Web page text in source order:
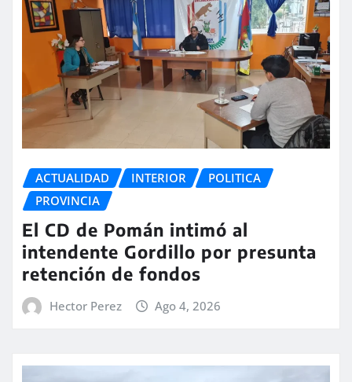
ACTUALIDAD INTERIOR
POLITICA
PROVINCIA
El CD de Pomán intimó al
intendente Gordillo por presunta
retención de fondos
Hector Perez Ago 4, 2026